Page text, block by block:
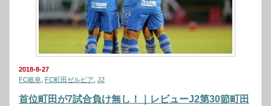
2018-8-27
FC岐阜 FC町田ゼルビア J2
首位町田が7試合負け無し！｜レビューJ2第30節町田